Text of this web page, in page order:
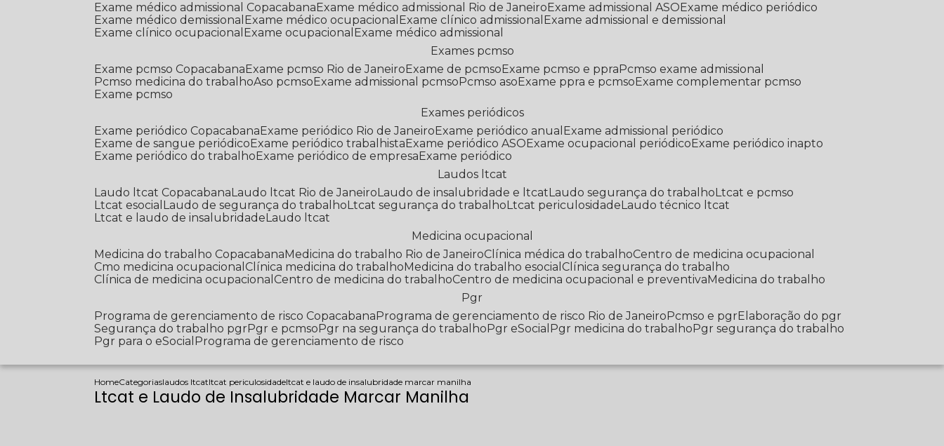
Exame médico admissional Copacabana
Exame médico admissional Rio de Janeiro Exame admissional ASO
Exame médico periódico
Exame médico demissional
Exame médico ocupacional Exame clínico admissional
Exame admissional e demissional
Exame clínico ocupacional
Exame ocupacional
Exame médico admissional
Exames pcmso
Exame pcmso Copacabana
Exame pcmso Rio de Janeiro Exame de pcmso Exame pcmso e ppra
Pcmso exame admissional
Pcmso medicina do trabalho Aso pcmso Exame admissional pcmso Pcmso aso Exame ppra e pcmso
Exame complementar pcmso
Exame pcmso
Exames periódicos
Exame periódico Copacabana
Exame periódico Rio de Janeiro Exame periódico anual
Exame admissional periódico
Exame de sangue periódico
Exame periódico trabalhista Exame periódico ASO Exame ocupacional periódico
Exame periódico inapto
Exame periódico do trabalho
Exame periódico de empresa
Exame periódico
Laudos ltcat
Laudo ltcat Copacabana Laudo ltcat Rio de Janeiro Laudo de insalubridade e ltcat Laudo segurança do trabalho Ltcat e pcmso
Ltcat esocial
Laudo de segurança do trabalho Ltcat segurança do trabalho Ltcat periculosidade Laudo técnico ltcat
Ltcat e laudo de insalubridade Laudo ltcat
Medicina ocupacional
Medicina do trabalho Copacabana
Medicina do trabalho Rio de Janeiro Clínica médica do trabalho
Centro de medicina ocupacional
Cmo medicina ocupacional
Clínica medicina do trabalho Medicina do trabalho esocial
Clínica segurança do trabalho
Clínica de medicina ocupacional
Centro de medicina do trabalho Centro de medicina ocupacional e preventiva
Medicina do trabalho
Pgr
Programa de gerenciamento de risco Copacabana
Programa de gerenciamento de risco Rio de Janeiro Pcmso e pgr
Elaboração do pgr
Segurança do trabalho pgr
Pgr e pcmso Pgr na segurança do trabalho Pgr eSocial Pgr medicina do trabalho
Pgr segurança do trabalho
Pgr para o eSocial
Programa de gerenciamento de risco
HomeCategoriaslaudos ltcatltcat periculosidadeltcat e laudo de insalubridade marcar manilha
Ltcat e Laudo de Insalubridade Marcar Manilha